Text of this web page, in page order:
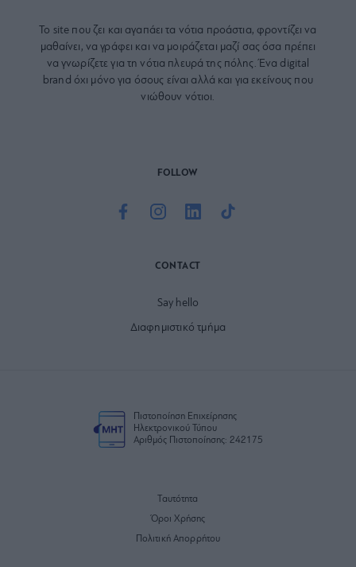
Το site που ζει και αγαπάει τα νότια προάστια, φροντίζει να
μαθαίνει, να γράφει και να μοιράζεται μαζί σας όσα πρέπει
να γνωρίζετε για τη νότια πλευρά της πόλης. Ένα digital
brand όχι μόνο για όσους είναι αλλά και για εκείνους που
νιώθουν νότιοι.
FOLLOW
CONTACT
Say hello
Διαφημιστικό τμήμα
Πιστοποίηση Επιχείρησης
Ηλεκτρονικού Τύπου
Αριθμός Πιστοποίησης: 242175
Ταυτότητα
Όροι Χρήσης
Πολιτική Απορρήτου